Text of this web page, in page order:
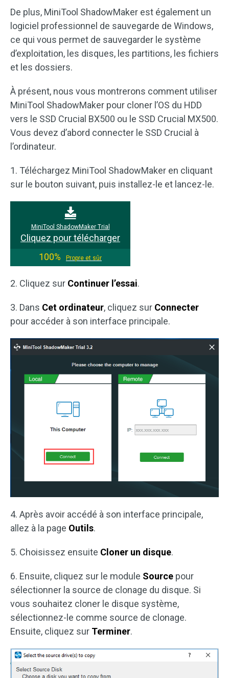
De plus, MiniTool ShadowMaker est également un
logiciel professionnel de sauvegarde de Windows,
ce qui vous permet de sauvegarder le système
d’exploitation, les disques, les partitions, les fichiers
et les dossiers.
À présent, nous vous montrerons comment utiliser
MiniTool ShadowMaker pour cloner l’OS du HDD
vers le SSD Crucial BX500 ou le SSD Crucial MX500.
Vous devez d’abord connecter le SSD Crucial à
l’ordinateur.
1. Téléchargez MiniTool ShadowMaker en cliquant
sur le bouton suivant, puis installez-le et lancez-le.
MiniTool ShadowMaker Trial
Cliquez pour télécharger
100%
Propre et sûr
2. Cliquez sur Continuer l’essai.
3. Dans Cet ordinateur, cliquez sur Connecter
pour accéder à son interface principale.
4. Après avoir accédé à son interface principale,
allez à la page Outils.
5. Choisissez ensuite Cloner un disque.
6. Ensuite, cliquez sur le module Source pour
sélectionner la source de clonage du disque. Si
vous souhaitez cloner le disque système,
sélectionnez-le comme source de clonage.
Ensuite, cliquez sur Terminer.